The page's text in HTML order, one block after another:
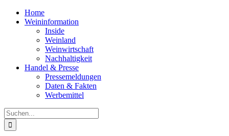
Home
Weininformation
Inside
Weinland
Weinwirtschaft
Nachhaltigkeit
Handel & Presse
Pressemeldungen
Daten & Fakten
Werbemittel
Suche
nach: